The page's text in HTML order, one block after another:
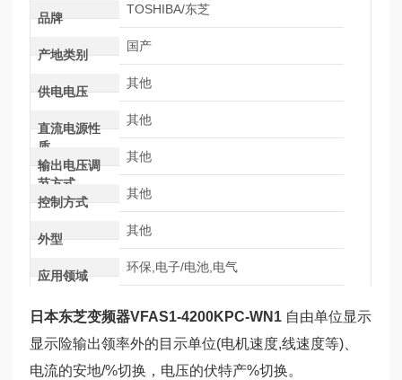
品牌
TOSHIBA/东芝
产地类别
国产
供电电压
其他
直流电源性
质
其他
输出电压调
节方式
其他
控制方式
其他
外型
其他
应用领域
环保,电子/电池,电气
日本东芝变频器VFAS1-4200KPC-WN1 自由单位显示
显示险输出领率外的目示单位(电机速度,线速度等)、
电流的安地/%切换，电压的伏特产%切换。